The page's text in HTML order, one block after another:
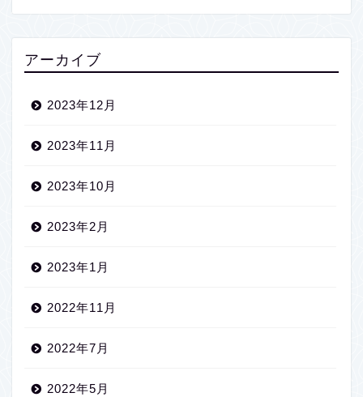
アーカイブ
2023年12月
2023年11月
2023年10月
2023年2月
2023年1月
2022年11月
2022年7月
2022年5月